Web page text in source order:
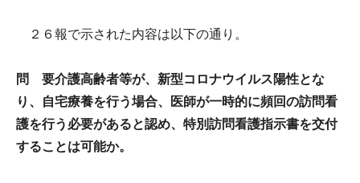
２６報で示された内容は以下の通り。
問 要介護高齢者等が、新型コロナウイルス陽性とな
り、自宅療養を行う場合、医師が一時的に頻回の訪問看
護を行う必要があると認め、特別訪問看護指示書を交付
することは可能か。